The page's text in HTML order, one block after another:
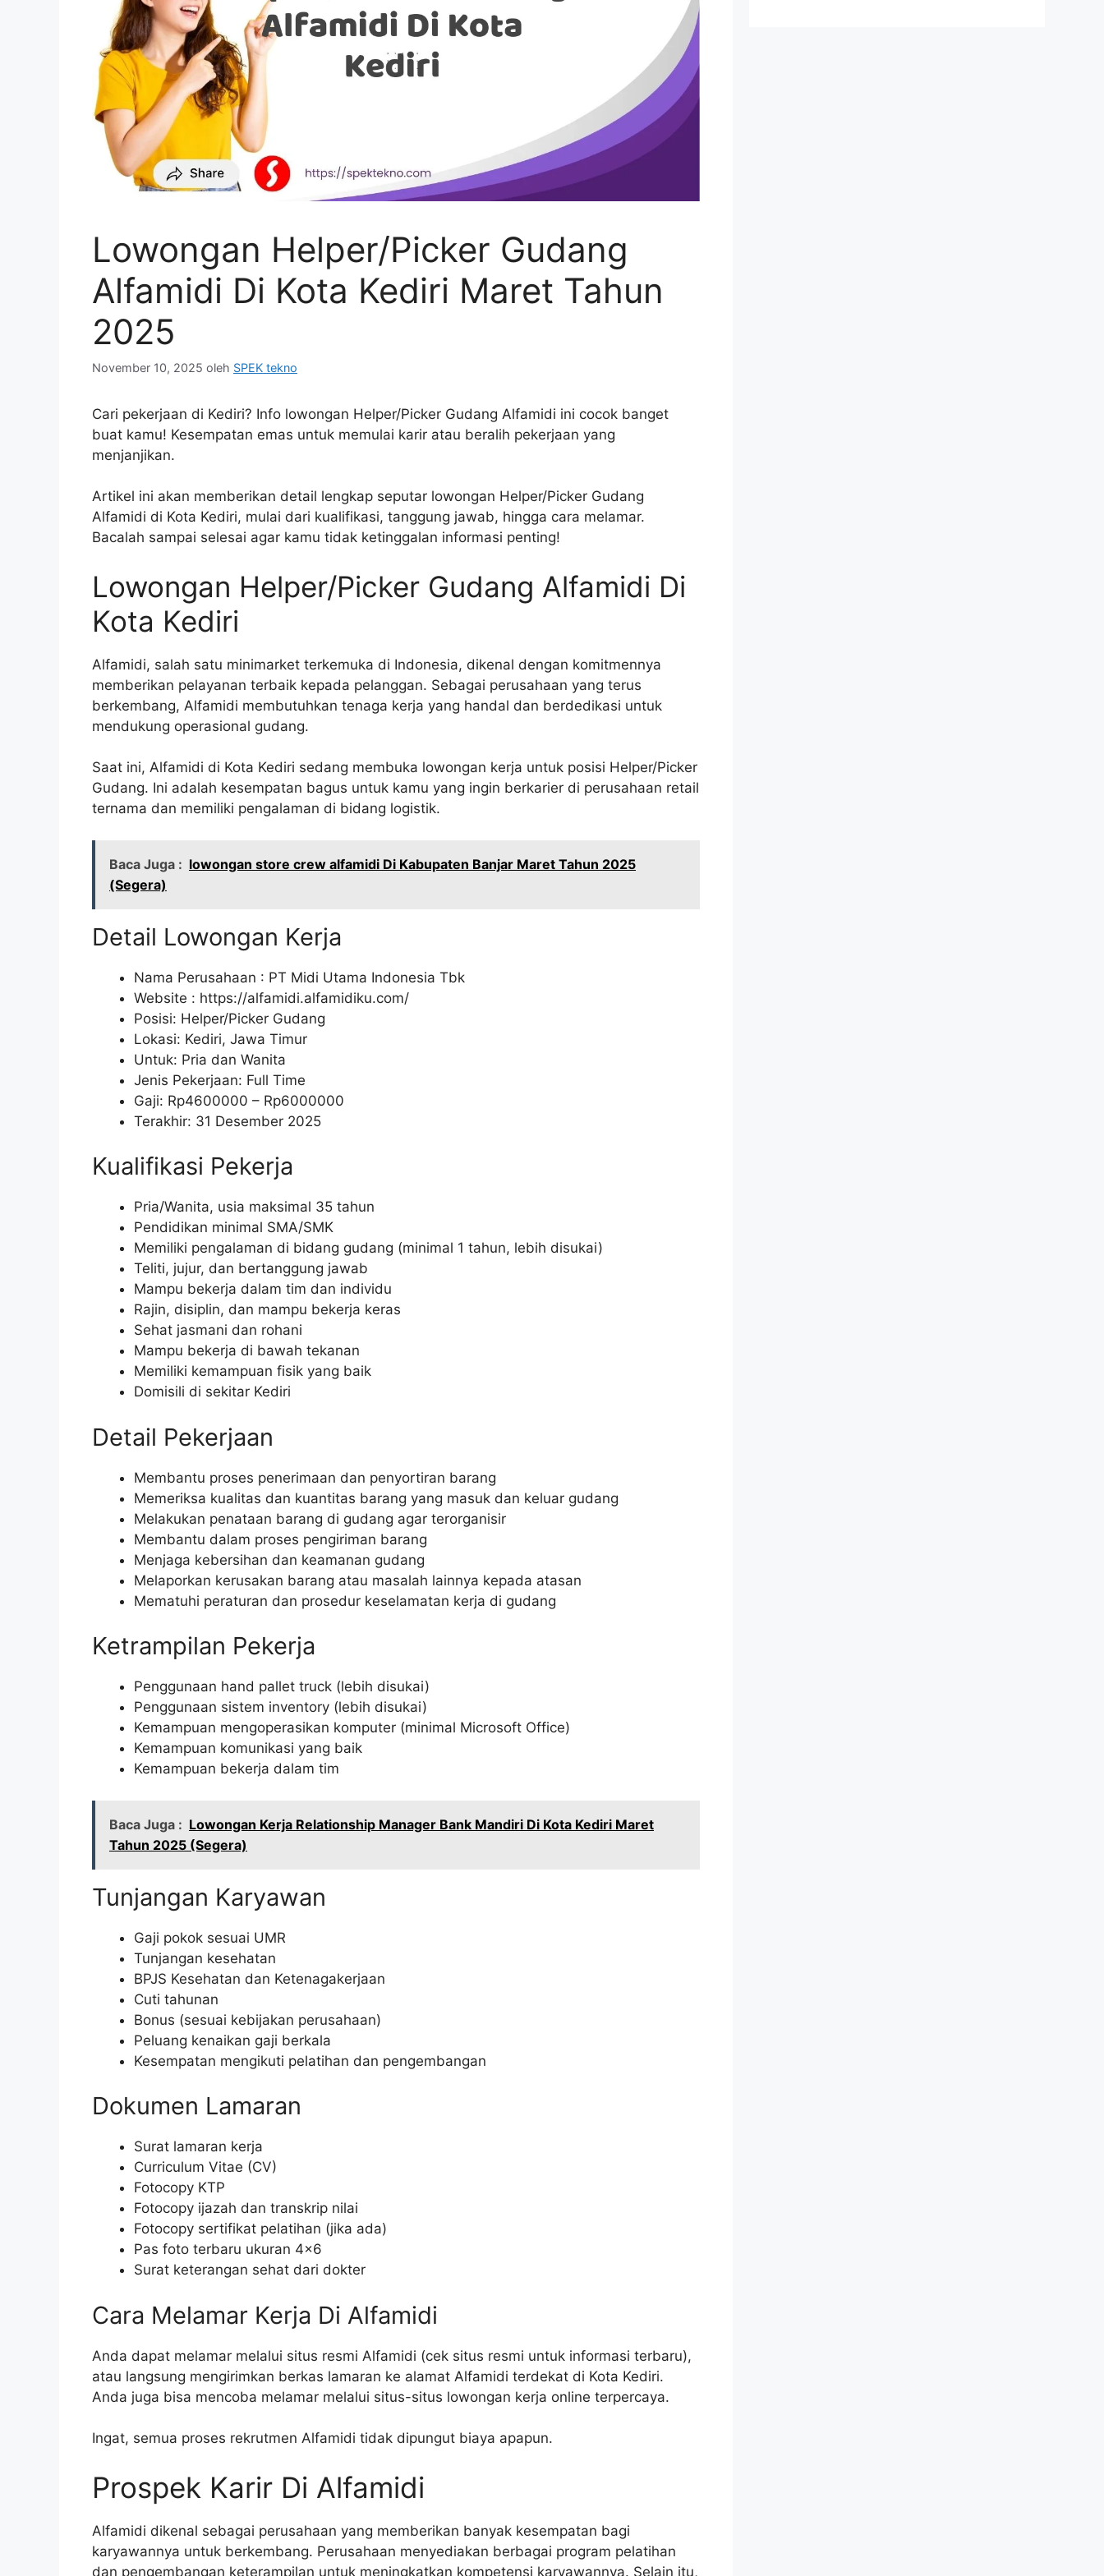
Lowongan Helper/Picker Gudang
Alfamidi Di Kota Kediri Maret Tahun
2025
November 10, 2025 oleh SPEK tekno
Cari pekerjaan di Kediri? Info lowongan Helper/Picker Gudang Alfamidi ini cocok banget
buat kamu! Kesempatan emas untuk memulai karir atau beralih pekerjaan yang
menjanjikan.
Artikel ini akan memberikan detail lengkap seputar lowongan Helper/Picker Gudang
Alfamidi di Kota Kediri, mulai dari kualifikasi, tanggung jawab, hingga cara melamar.
Bacalah sampai selesai agar kamu tidak ketinggalan informasi penting!
Lowongan Helper/Picker Gudang Alfamidi Di
Kota Kediri
Alfamidi, salah satu minimarket terkemuka di Indonesia, dikenal dengan komitmennya
memberikan pelayanan terbaik kepada pelanggan. Sebagai perusahaan yang terus
berkembang, Alfamidi membutuhkan tenaga kerja yang handal dan berdedikasi untuk
mendukung operasional gudang.
Saat ini, Alfamidi di Kota Kediri sedang membuka lowongan kerja untuk posisi Helper/Picker
Gudang. Ini adalah kesempatan bagus untuk kamu yang ingin berkarier di perusahaan retail
ternama dan memiliki pengalaman di bidang logistik.
Baca Juga : lowongan store crew alfamidi Di Kabupaten Banjar Maret Tahun 2025
(Segera)
Detail Lowongan Kerja
Nama Perusahaan : PT Midi Utama Indonesia Tbk
Website : https://alfamidi.alfamidiku.com/
Posisi: Helper/Picker Gudang
Lokasi: Kediri, Jawa Timur
Untuk: Pria dan Wanita
Jenis Pekerjaan: Full Time
Gaji: Rp4600000 – Rp6000000
Terakhir: 31 Desember 2025
Kualifikasi Pekerja
Pria/Wanita, usia maksimal 35 tahun
Pendidikan minimal SMA/SMK
Memiliki pengalaman di bidang gudang (minimal 1 tahun, lebih disukai)
Teliti, jujur, dan bertanggung jawab
Mampu bekerja dalam tim dan individu
Rajin, disiplin, dan mampu bekerja keras
Sehat jasmani dan rohani
Mampu bekerja di bawah tekanan
Memiliki kemampuan fisik yang baik
Domisili di sekitar Kediri
Detail Pekerjaan
Membantu proses penerimaan dan penyortiran barang
Memeriksa kualitas dan kuantitas barang yang masuk dan keluar gudang
Melakukan penataan barang di gudang agar terorganisir
Membantu dalam proses pengiriman barang
Menjaga kebersihan dan keamanan gudang
Melaporkan kerusakan barang atau masalah lainnya kepada atasan
Mematuhi peraturan dan prosedur keselamatan kerja di gudang
Ketrampilan Pekerja
Penggunaan hand pallet truck (lebih disukai)
Penggunaan sistem inventory (lebih disukai)
Kemampuan mengoperasikan komputer (minimal Microsoft Office)
Kemampuan komunikasi yang baik
Kemampuan bekerja dalam tim
Baca Juga : Lowongan Kerja Relationship Manager Bank Mandiri Di Kota Kediri Maret
Tahun 2025 (Segera)
Tunjangan Karyawan
Gaji pokok sesuai UMR
Tunjangan kesehatan
BPJS Kesehatan dan Ketenagakerjaan
Cuti tahunan
Bonus (sesuai kebijakan perusahaan)
Peluang kenaikan gaji berkala
Kesempatan mengikuti pelatihan dan pengembangan
Dokumen Lamaran
Surat lamaran kerja
Curriculum Vitae (CV)
Fotocopy KTP
Fotocopy ijazah dan transkrip nilai
Fotocopy sertifikat pelatihan (jika ada)
Pas foto terbaru ukuran 4×6
Surat keterangan sehat dari dokter
Cara Melamar Kerja Di Alfamidi
Anda dapat melamar melalui situs resmi Alfamidi (cek situs resmi untuk informasi terbaru),
atau langsung mengirimkan berkas lamaran ke alamat Alfamidi terdekat di Kota Kediri.
Anda juga bisa mencoba melamar melalui situs-situs lowongan kerja online terpercaya.
Ingat, semua proses rekrutmen Alfamidi tidak dipungut biaya apapun.
Prospek Karir Di Alfamidi
Alfamidi dikenal sebagai perusahaan yang memberikan banyak kesempatan bagi
karyawannya untuk berkembang. Perusahaan menyediakan berbagai program pelatihan
dan pengembangan keterampilan untuk meningkatkan kompetensi karyawannya. Selain itu,